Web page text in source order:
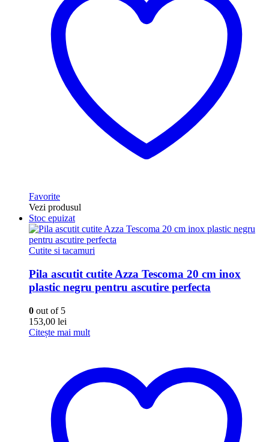
Favorite
Vezi produsul
Stoc epuizat
Cutite si tacamuri
Pila ascutit cutite Azza Tescoma 20 cm inox
plastic negru pentru ascutire perfecta
0 out of 5
153,00 lei
Citește mai mult